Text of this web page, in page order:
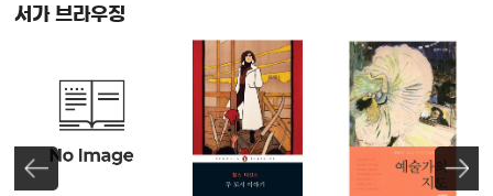
서가 브라우징